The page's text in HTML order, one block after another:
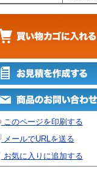
このページを印刷する
メールでURLを送る
お気に入りに追加する